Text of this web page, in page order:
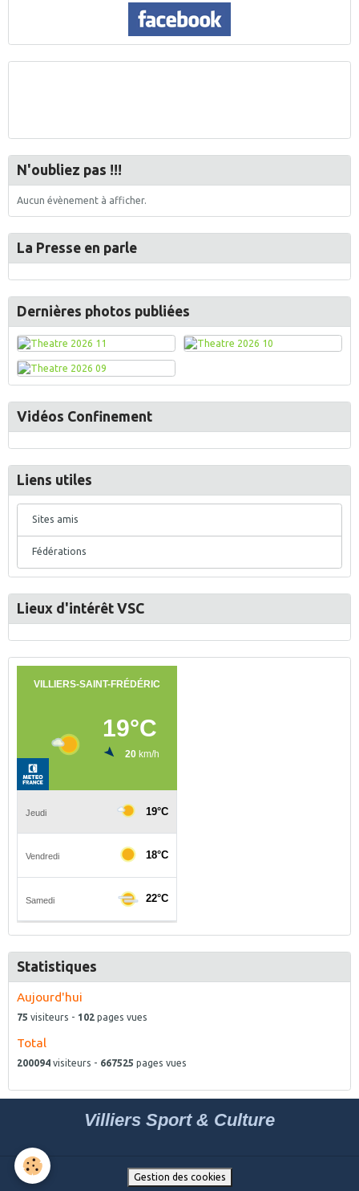
N'oubliez pas !!!
Aucun évènement à afficher.
La Presse en parle
Dernières photos publiées
Vidéos Confinement
Liens utiles
Sites amis
Fédérations
Lieux d'intérêt VSC
Statistiques
Aujourd'hui
75 visiteurs - 102 pages vues
Total
200094 visiteurs - 667525 pages vues
Villiers Sport & Culture
Gestion des cookies